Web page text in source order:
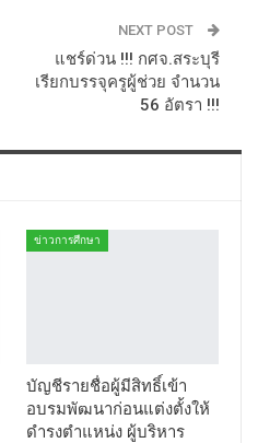
NEXT POST
แชร์ด่วน !!! กศจ.สระบุรี
เรียกบรรจุครูผู้ช่วย จำนวน
56 อัตรา !!!
ข่าวการศึกษา
บัญชีรายชื่อผู้มีสิทธิ์เข้า
อบรมพัฒนาก่อนแต่งตั้งให้
ดำรงตำแหน่ง ผู้บริหาร